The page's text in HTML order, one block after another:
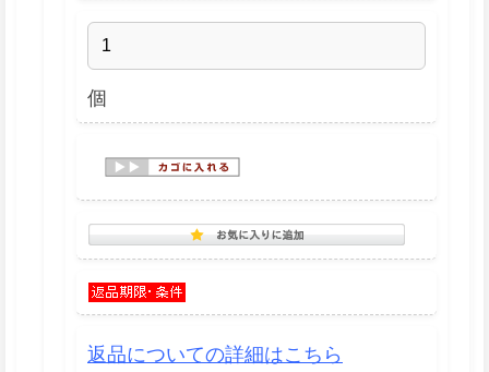
個
返品についての詳細はこちら